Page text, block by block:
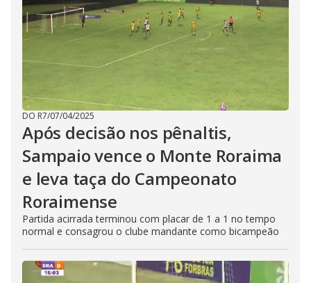
DO R7/07/04/2025
Após decisão nos pênaltis,
Sampaio vence o Monte Roraima
e leva taça do Campeonato
Roraimense
Partida acirrada terminou com placar de 1 a 1 no tempo
normal e consagrou o clube mandante como bicampeão